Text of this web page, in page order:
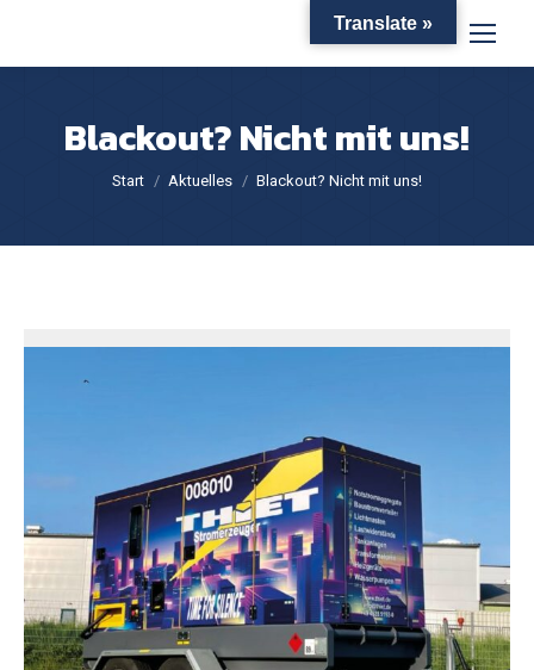
Blackout? Nicht mit uns!
Sie befinden sich hier:
Start Aktuelles Blackout? Nicht mit uns!
Translate »